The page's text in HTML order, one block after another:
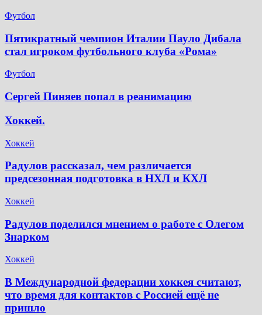
Футбол
Пятикратный чемпион Италии Пауло Дибала
стал игроком футбольного клуба «Рома»
Футбол
Сергей Пиняев попал в реанимацию
Хоккей.
Хоккей
Радулов рассказал, чем различается
предсезонная подготовка в НХЛ и КХЛ
Хоккей
Радулов поделился мнением о работе с Олегом
Знарком
Хоккей
В Международной федерации хоккея считают,
что время для контактов с Россией ещё не
пришло